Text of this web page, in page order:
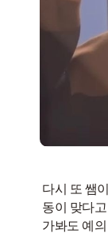
다시 또 쌤
동이 맞다
가봐도 예